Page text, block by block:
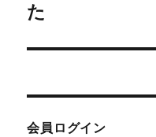
ョ
ン
の
稿:
た
会員ログイン